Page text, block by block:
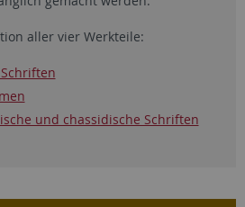
aller vier Werkteile:
und chassidische Schriften